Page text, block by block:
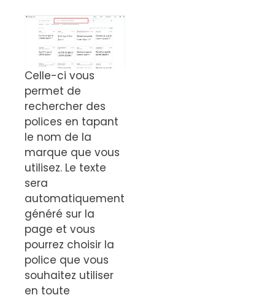
Celle-ci vous
permet de
rechercher des
polices en tapant
le nom de la
marque que vous
utilisez. Le texte
sera
automatiquement
généré sur la
page et vous
pourrez choisir la
police que vous
souhaitez utiliser
en toute